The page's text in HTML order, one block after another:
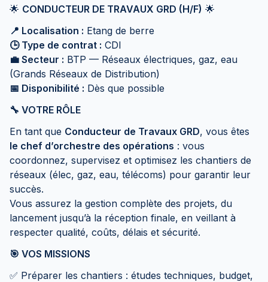
🌟 CONDUCTEUR DE TRAVAUX GRD (H/F) 🌟
📍 Localisation : Etang de berre
🕒 Type de contrat : CDI
💼 Secteur : BTP — Réseaux électriques, gaz, eau
(Grands Réseaux de Distribution)
📅 Disponibilité : Dès que possible
🔧 VOTRE RÔLE
En tant que Conducteur de Travaux GRD, vous êtes
le chef d’orchestre des opérations : vous
coordonnez, supervisez et optimisez les chantiers de
réseaux (élec, gaz, eau, télécoms) pour garantir leur
succès.
Vous assurez la gestion complète des projets, du
lancement jusqu’à la réception finale, en veillant à
respecter qualité, coûts, délais et sécurité.
🎯 VOS MISSIONS
✅ Préparer les chantiers : études techniques, budget,